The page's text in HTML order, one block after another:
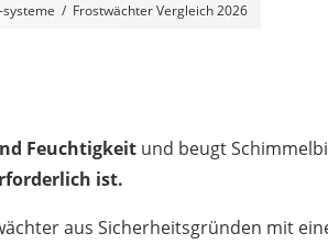
Frostwächter Vergleich 2026
Feuchtigkeit und beugt
ist.
aus Sicherheitsgründen mit